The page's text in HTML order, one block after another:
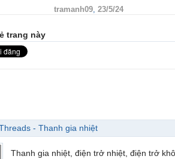
tramanh09, 23/5/24
trang này
- Thanh gia nhiệt
Thanh gia nhiệt, điện trở nhiệt, điện trở